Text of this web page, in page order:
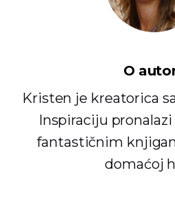
O
Kristen je kreatorica
Inspiraciju
fantastičnim
domaćoj